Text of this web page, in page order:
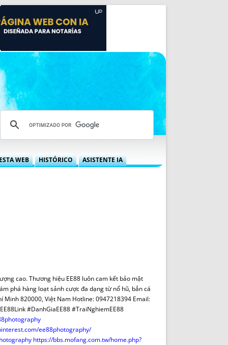
WEB
AVISO LEGAL
REPORTAR INCIDENCIA
LOGOTIPO
ENTREVISTAS
SONRISA
HISTÓRICO ASISTENTE IA
cao. Thương hiệu EE88 luôn cam kết bảo mật
phá hàng loạt sảnh cược đa dạng từ nổ hũ, bắn cá
Minh 820000, Việt Nam Hotline: 0947218394 Email:
#DanhGiaEE88 #TraiNghiemEE88
ee88photography/
https://bbs.mofang.com.tw/home.php?